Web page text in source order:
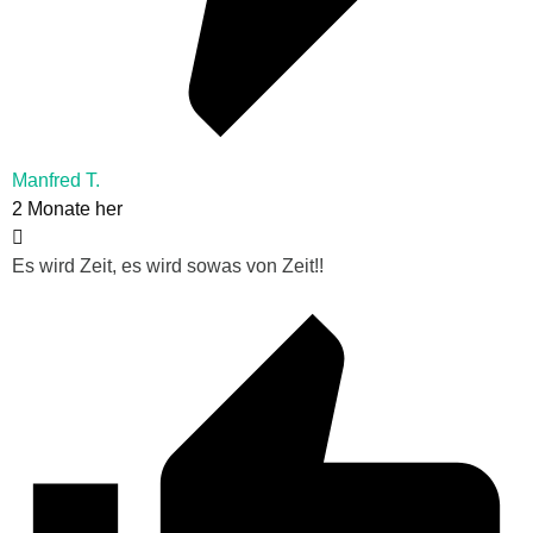
Manfred T.
2 Monate her
Es wird Zeit, es wird sowas von Zeit!!